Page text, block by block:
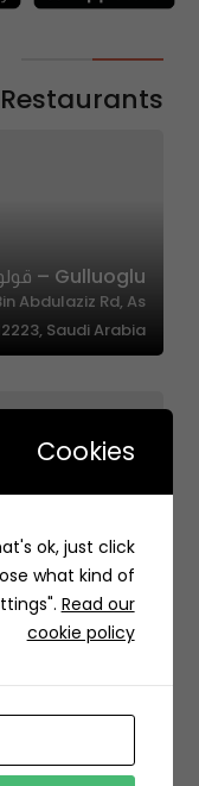
Gulluoglu – قولواغلو
Abdulaziz Rd, As
Saudi Arabia
1610 Bagel | 1610 بيجل
23522 6900,
Saudi Arabia
Cookies
ok, just click
what kind of
Read our
cookie policy